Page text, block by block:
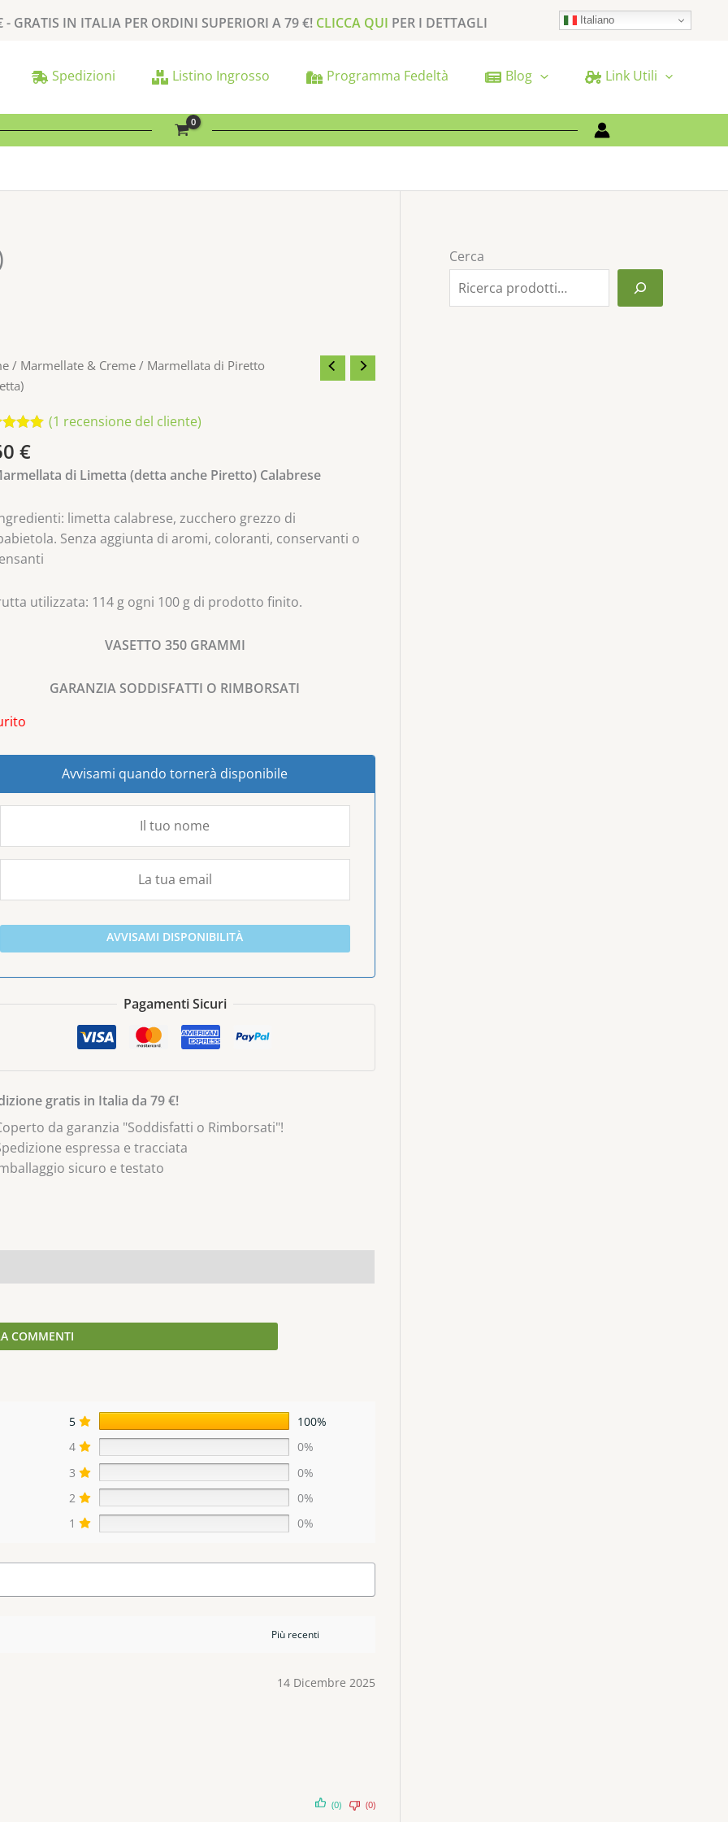
- GRATIS IN ITALIA PER ORDINI SUPERIORI A79 €! CLICCA QUI PER I DETTAGLI Italiano
Spedizioni Listino Ingrosso Programma Fedeltà Blog Link Utili
/ Marmellate & Creme / Marmellata di Piretto
su
(1 recensione del cliente)
€
di Limetta (detta anche Piretto) Calabrese
limetta calabrese, zucchero grezzo di
Senza aggiunta di aromi, coloranti, conservanti o
utilizzata: 114 g ogni 100 g di prodotto finito.
VASETTO 350 GRAMMI
GARANZIA SODDISFATTI O RIMBORSATI
Avvisami quando tornerà disponibile
AVVISAMI DISPONIBILITÀ
Pagamenti Sicuri
gratis in Italia da 79 €!
da garanzia "Soddisfatti o Rimborsati"!
espressa e tracciata
sicuro e testato
COMMENTI
5
100%
4
0%
3
0%
2
0%
1
0%
14 Dicembre 2025
(0) (0)
Cerca